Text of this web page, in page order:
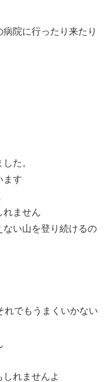
院に行ったり来たり
た。
ます
れません
ない山を登り続けるの
れでもうまくいかない
れませんよ